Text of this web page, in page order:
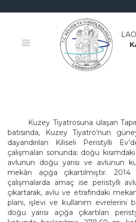
Kuzey Tiyatrosuna ulaşan
batısında, Kuzey Tiyatro’nun
dayandırılan Kiliseli Peristylli
çalışmaları sonunda; doğu
avlunun doğu yarısı ve avlunun
mekân açığa çıkartılmıştır.
çalışmalarda amaç ise peristylli
çıkartarak, avlu ve etrafındaki
planı, işlevi ve kullanım evrelerini
doğu yarısı açığa çıkartılan